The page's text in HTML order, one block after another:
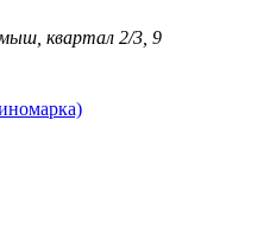
квартал 2/3, 9